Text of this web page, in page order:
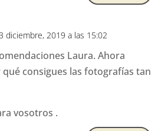
diciembre, 2019 a las 15:02
Laura. Ahora
consigues las fotografías tan
vosotros .